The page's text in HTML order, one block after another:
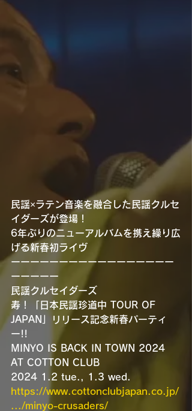
民謡×ラテン音楽を融合した民謡クルセ
イダーズが登場！
6年ぶりのニューアルバムを携え繰り広
げる新春初ライヴ
ーーーーーーーーーーーーーーーーー
ーーーーー
民謡クルセイダーズ
寿！「日本民謡珍道中 TOUR OF
JAPAN」リリース記念新春パーティ
ー!!
MINYO IS BACK IN TOWN 2024
AT COTTON CLUB
2024 1.2 tue., 1.3 wed.
https://www.cottonclubjapan.co.jp/
.../minyo-crusaders/